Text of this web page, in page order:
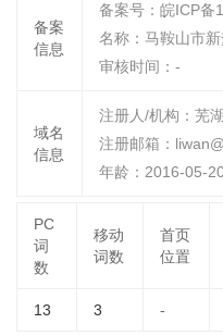
备案
信息
备案号：皖ICP备
名称： 马鞍山市
审核时间： -
域名
信息
注册人/机构：芜
注册邮箱：
年龄：2016-05-
PC
词
数
移动
词数
首页
位置
13 3 -